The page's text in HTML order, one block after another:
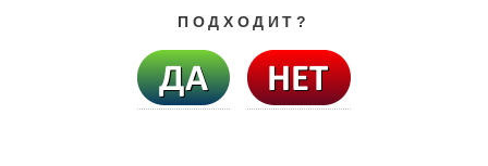
ПОДХОДИТ?